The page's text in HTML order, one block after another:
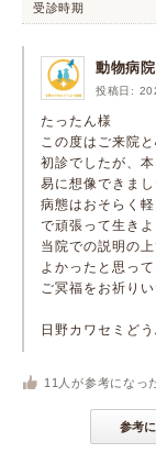
受診時期
動物病
投稿日:
たったん様
この度はご来院
初診でしたが、
易に想像できまし
病態はおそらく
で頑張って生き
当院での説明の
よかったと思って
ご冥福をお祈りい
日野カワセミど
11 人が参考になっ
参考